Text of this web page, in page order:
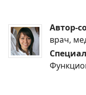
Автор-
врач,